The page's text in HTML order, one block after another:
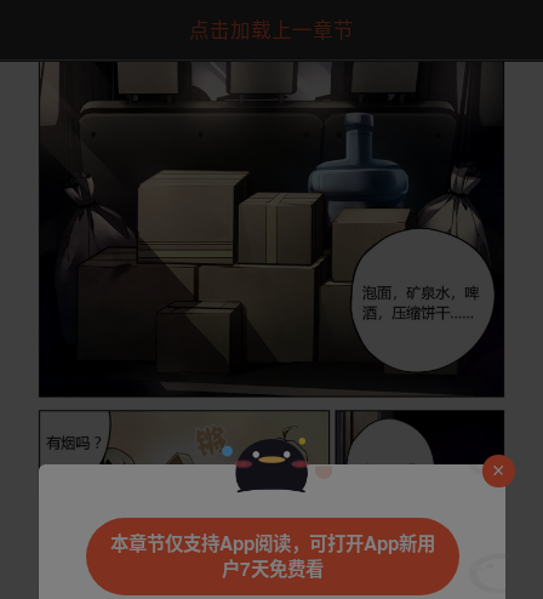
点击加载上一章节
本章节仅支持App阅读，可打开App新用
户7天免费看
是否前往腾漫App继续阅读
立即前往